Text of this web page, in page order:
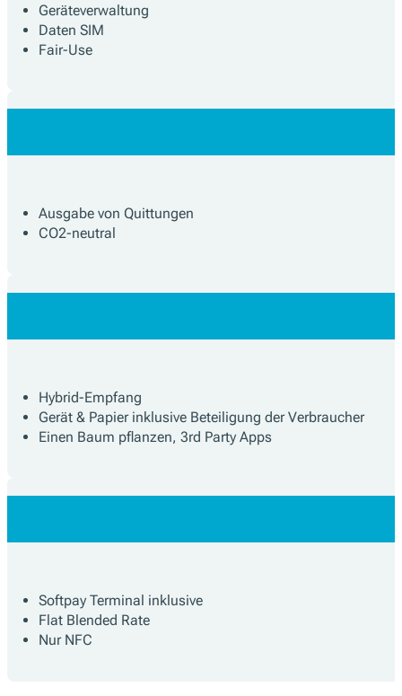
Geräteverwaltung
Daten SIM
Fair-Use
Ausgabe von Quittungen
CO2-neutral
Hybrid-Empfang
Gerät & Papier inklusive Beteiligung der Verbraucher
Einen Baum pflanzen, 3rd Party Apps
Softpay Terminal inklusive
Flat Blended Rate
Nur NFC